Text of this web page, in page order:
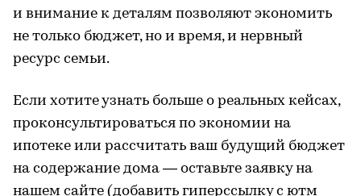
и внимание к деталям позволяют экономить
не только бюджет, но и время, и нервный
ресурс семьи.
Если хотите узнать больше о реальных кейсах,
проконсультироваться по экономии на
ипотеке или рассчитать ваш будущий бюджет
на содержание дома — оставьте заявку на
нашем сайте (добавить гиперссылку с ютм